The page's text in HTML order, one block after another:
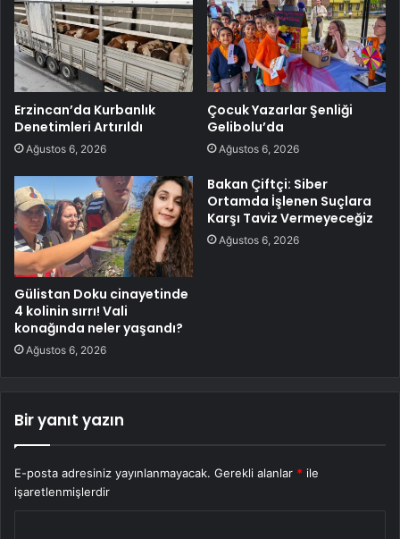
Erzincan’da Kurbanlık
Denetimleri Artırıldı
Ağustos 6, 2026
Çocuk Yazarlar Şenliği
Gelibolu’da
Ağustos 6, 2026
Gülistan Doku cinayetinde
4 kolinin sırrı! Vali
konağında neler yaşandı?
Ağustos 6, 2026
Bakan Çiftçi: Siber
Ortamda İşlenen Suçlara
Karşı Taviz Vermeyeceğiz
Ağustos 6, 2026
Bir yanıt yazın
E-posta adresiniz yayınlanmayacak. Gerekli alanlar * ile
işaretlenmişlerdir